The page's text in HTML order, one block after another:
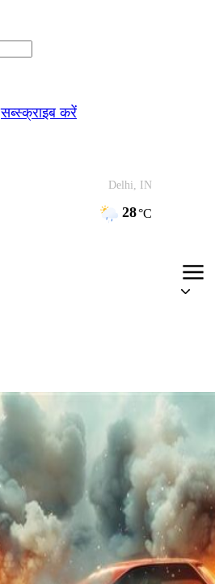
सब्स्क्राइब करें
Delhi, IN
28°C